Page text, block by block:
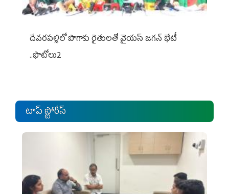
దేవరపల్లిలో పొగాకు రైతులతో వైయస్ జగన్ భేటీ
..ఫొటోలు2
టాప్ స్టోరీస్